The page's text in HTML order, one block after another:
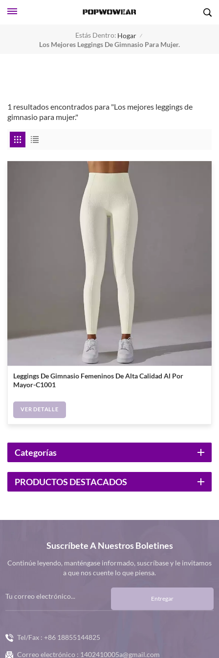
Estás Dentro: Hogar /
Los Mejores Leggings De Gimnasio Para Mujer.
1 resultados encontrados para "Los mejores leggings de
gimnasio para mujer."
Leggings De Gimnasio Femeninos De Alta Calidad Al Por
Mayor-C1001
VER DETALLE
Categorías
PRODUCTOS DESTACADOS
Suscríbete A Nuestros Boletines
Continúe leyendo, manténgase informado, suscríbase y le invitamos
a que nos cuente lo que piensa.
Entregar
Tel/Fax : +86 18855144825
Correo electrónico : 1402410005a@gmail.com